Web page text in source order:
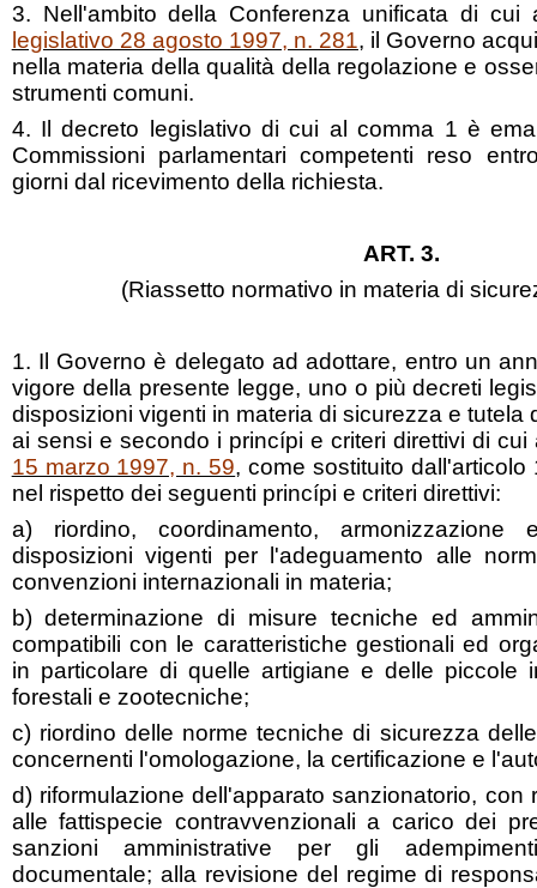
3. Nell'ambito della Conferenza unificata di cui
legislativo 28 agosto 1997, n. 281, il Governo
nella materia della qualità della regolazione e
strumenti comuni.
4. Il decreto legislativo di cui al comma 1 è
Commissioni parlamentari competenti reso
giorni dal ricevimento della richiesta.
ART. 3.
(Riassetto normativo in materia di
1. Il Governo è delegato ad adottare, entro un
vigore della presente legge, uno o più decreti
disposizioni vigenti in materia di sicurezza e tutela
ai sensi e secondo i princípi e criteri direttivi di cui
15 marzo 1997, n. 59, come sostituito
nel rispetto dei seguenti princípi e criteri direttivi:
a) riordino, coordinamento, armonizzazione
disposizioni vigenti per l'adeguamento alle
convenzioni internazionali in materia;
b) determinazione di misure tecniche ed
compatibili con le caratteristiche gestionali ed
in particolare di quelle artigiane e delle piccole
forestali e zootecniche;
c) riordino delle norme tecniche di sicurezza
concernenti l'omologazione, la certificazione e
d) riformulazione dell'apparato sanzionatorio, con
alle fattispecie contravvenzionali a carico dei
sanzioni amministrative per gli
documentale; alla revisione del regime di